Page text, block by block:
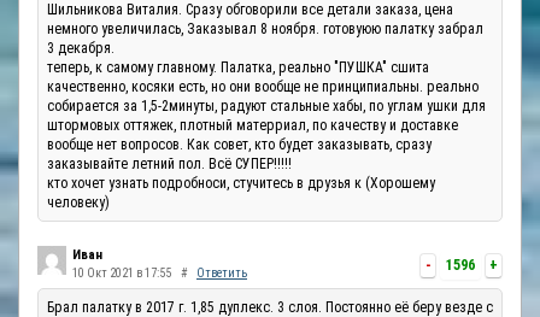
Шильникова Виталия. Сразу обговорили все детали заказа, цена
немного увеличилась, Заказывал 8 ноября. готовуюю палатку забрал
3 декабря.
теперь, к самому главному. Палатка, реально "ПУШКА" сшита
качественно, косяки есть, но они вообще не принципиальны. реально
собирается за 1,5-2минуты, радуют стальные хабы, по углам ушки для
штормовых оттяжек, плотный матерриал, по качеству и доставке
вообще нет вопросов. Как совет, кто будет заказывать, сразу
заказывайте летний пол. Всё СУПЕР!!!!!
кто хочет узнать подробноси, стучитесь в друзья к (Хорошему
человеку)
- 1596 +
Иван
10 Окт 2021 в 17:55 # Ответить
Брал палатку в 2017 г. 1,85 дуплекс. 3 слоя. Постоянно её беру везде с